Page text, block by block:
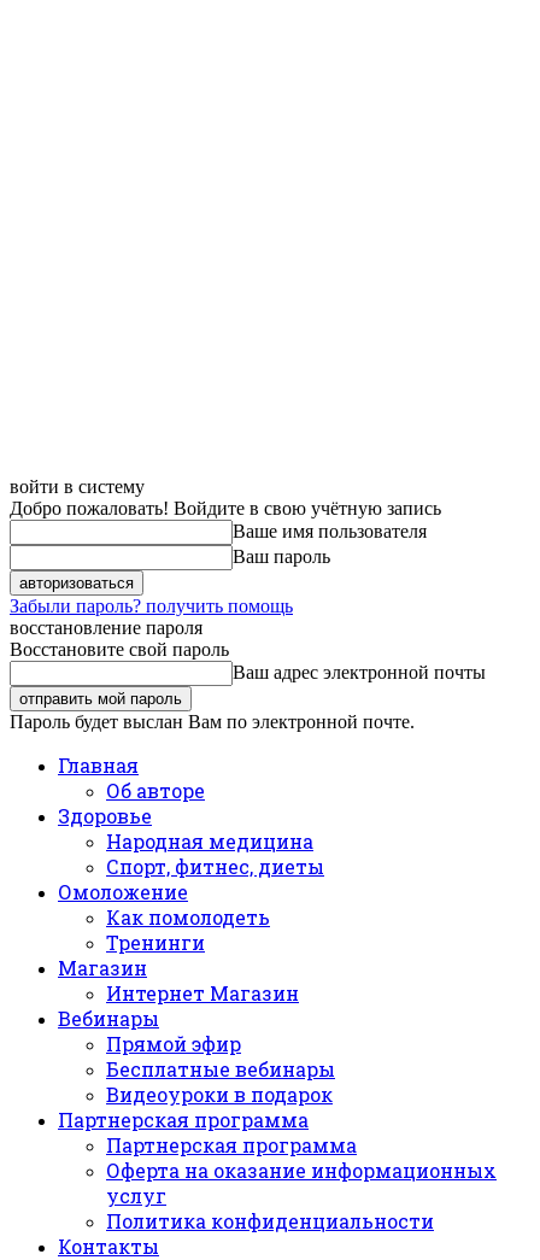
войти в систему
Добро пожаловать! Войдите в свою учётную запись
Ваше имя пользователя
Ваш пароль
Забыли пароль? получить помощь
восстановление пароля
Восстановите свой пароль
Ваш адрес электронной почты
Пароль будет выслан Вам по электронной почте.
Главная
Об авторе
Здоровье
Народная медицина
Спорт, фитнес, диеты
Омоложение
Как помолодеть
Тренинги
Магазин
Интернет Магазин
Вебинары
Прямой эфир
Бесплатные вебинары
Видеоуроки в подарок
Партнерская программа
Партнерская программа
Оферта на оказание информационных
услуг
Политика конфиденциальности
Контакты